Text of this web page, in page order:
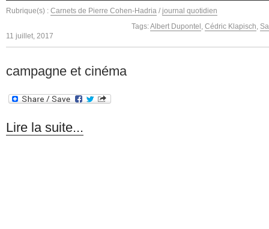
Rubrique(s) : Carnets de Pierre Cohen-Hadria / journal quotidien
Tags:Albert Dupontel , Cédric Klapisch,
11 juillet, 2017
campagne et cinéma
Lire la suite...